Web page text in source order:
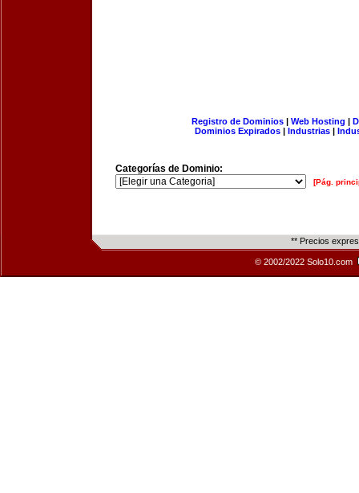
Registro de Dominios| Web Hosting |
Dominios Expirados | Industrias |
Categorías de Dominio:
[Pág.
** Precios
© 2002/2022 Solo10.com